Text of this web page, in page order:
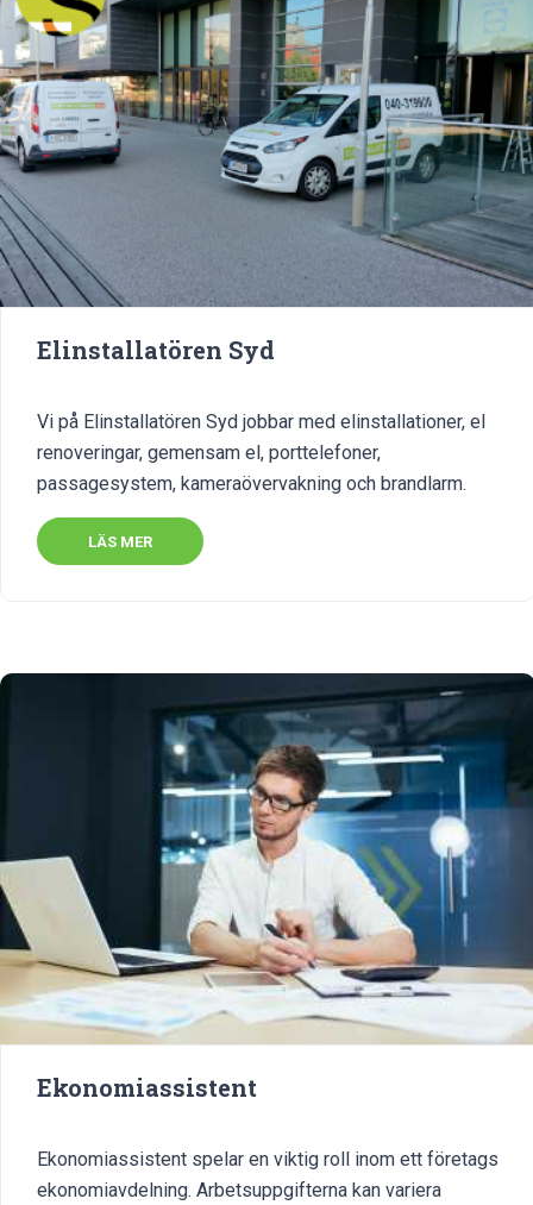
Elinstallatören Syd
Vi på Elinstallatören Syd jobbar med elinstallationer, el
renoveringar, gemensam el, porttelefoner,
passagesystem, kameraövervakning och brandlarm.
LÄS MER
Ekonomiassistent
Ekonomiassistent spelar en viktig roll inom ett företags
ekonomiavdelning. Arbetsuppgifterna kan variera